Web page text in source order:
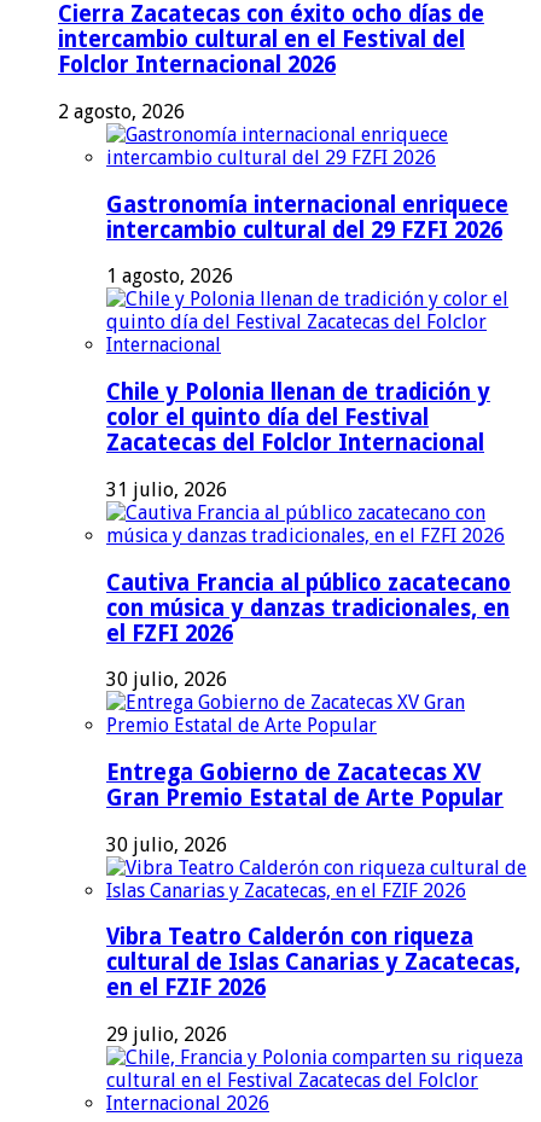
Cierra Zacatecas con éxito ocho días de
intercambio cultural en el Festival del
Folclor Internacional 2026
2 agosto, 2026
Gastronomía internacional enriquece
intercambio cultural del 29 FZFI 2026
1 agosto, 2026
Chile y Polonia llenan de tradición y
color el quinto día del Festival
Zacatecas del Folclor Internacional
31 julio, 2026
Cautiva Francia al público zacatecano
con música y danzas tradicionales, en
el FZFI 2026
30 julio, 2026
Entrega Gobierno de Zacatecas XV
Gran Premio Estatal de Arte Popular
30 julio, 2026
Vibra Teatro Calderón con riqueza
cultural de Islas Canarias y Zacatecas,
en el FZIF 2026
29 julio, 2026